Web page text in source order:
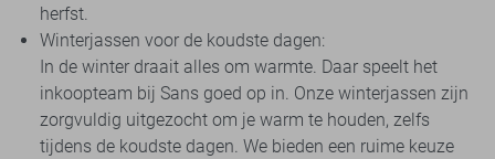
herfst.
Winterjassen voor de koudste dagen:
In de winter draait alles om warmte. Daar speelt het
inkoopteam bij Sans goed op in. Onze winterjassen zijn
zorgvuldig uitgezocht om je warm te houden, zelfs
tijdens de koudste dagen. We bieden een ruime keuze